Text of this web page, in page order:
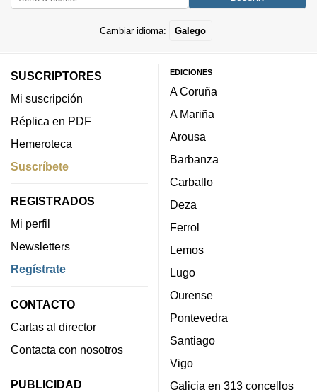
Cambiar idioma: Galego
SUSCRIPTORES
Mi suscripción
Réplica en PDF
Hemeroteca
Suscríbete
REGISTRADOS
Mi perfil
Newsletters
Regístrate
CONTACTO
Cartas al director
Contacta con nosotros
PUBLICIDAD
EDICIONES
A Coruña
A Mariña
Arousa
Barbanza
Carballo
Deza
Ferrol
Lemos
Lugo
Ourense
Pontevedra
Santiago
Vigo
Galicia en 313 concellos